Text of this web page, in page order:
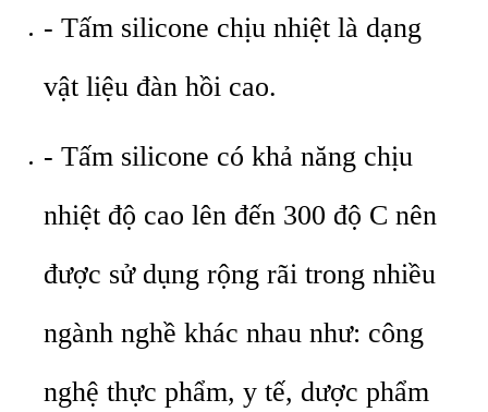
- Tấm silicone chịu nhiệt là dạng
vật liệu đàn hồi cao.
- Tấm silicone có khả năng chịu
nhiệt độ cao lên đến 300 độ C nên
được sử dụng rộng rãi trong nhiều
ngành nghề khác nhau như: công
nghệ thực phẩm, y tế, dược phẩm